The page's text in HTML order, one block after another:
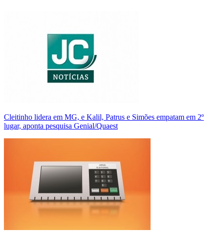
Cleitinho lidera em MG, e Kalil, Patrus e Simões empatam em 2º
lugar, aponta pesquisa Genial/Quaest